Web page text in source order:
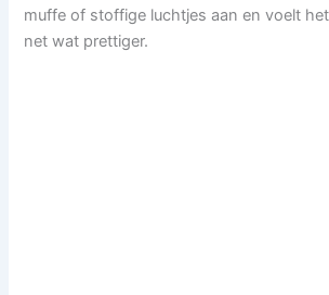
muffe of stoffige luchtjes aan en voelt
net wat prettiger.